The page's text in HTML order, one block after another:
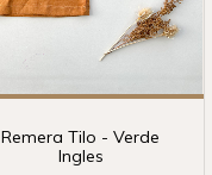
Remera Tilo - Verde
Ingles